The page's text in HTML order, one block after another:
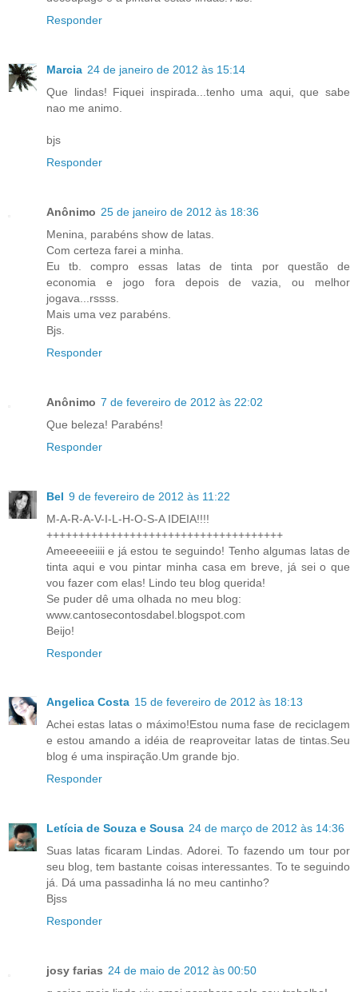
Responder
Marcia 24 de janeiro de 2012 às 15:14
Que lindas! Fiquei inspirada...tenho uma aqui, que sabe
nao me animo.
bjs
Responder
Anônimo 25 de janeiro de 2012 às 18:36
Menina, parabéns show de latas.
Com certeza farei a minha.
Eu tb. compro essas latas de tinta por questão de
economia e jogo fora depois de vazia, ou melhor
jogava...rssss.
Mais uma vez parabéns.
Bjs.
Responder
Anônimo 7 de fevereiro de 2012 às 22:02
Que beleza! Parabéns!
Responder
Bel 9 de fevereiro de 2012 às 11:22
M-A-R-A-V-I-L-H-O-S-A IDEIA!!!!
+++++++++++++++++++++++++++++++++++++
Ameeeeeiiii e já estou te seguindo! Tenho algumas latas de
tinta aqui e vou pintar minha casa em breve, já sei o que
vou fazer com elas! Lindo teu blog querida!
Se puder dê uma olhada no meu blog:
www.cantosecontosdabel.blogspot.com
Beijo!
Responder
Angelica Costa 15 de fevereiro de 2012 às 18:13
Achei estas latas o máximo!Estou numa fase de reciclagem
e estou amando a idéia de reaproveitar latas de tintas.Seu
blog é uma inspiração.Um grande bjo.
Responder
Letícia de Souza e Sousa 24 de março de 2012 às 14:36
Suas latas ficaram Lindas. Adorei. To fazendo um tour por
seu blog, tem bastante coisas interessantes. To te seguindo
já. Dá uma passadinha lá no meu cantinho?
Bjss
Responder
josy farias 24 de maio de 2012 às 00:50